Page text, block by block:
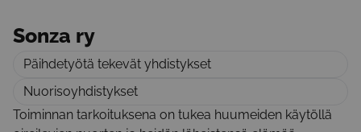
Sonza ry
Päihdetyötä tekevät yhdistykset
Nuorisoyhdistykset
Toiminnan tarkoituksena on tukea huumeiden käytöllä